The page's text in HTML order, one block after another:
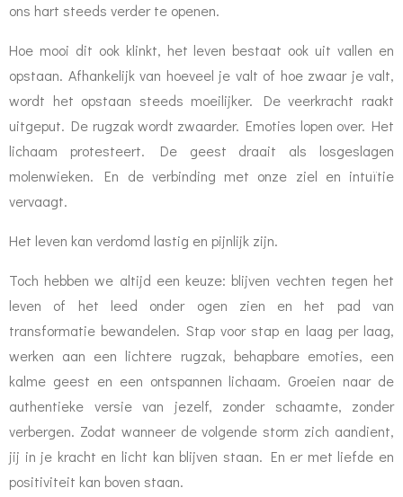
ons hart steeds verder te openen.
Hoe mooi dit ook klinkt, het leven bestaat ook uit vallen en
opstaan. Afhankelijk van hoeveel je valt of hoe zwaar je valt,
wordt het opstaan steeds moeilijker. De veerkracht raakt
uitgeput. De rugzak wordt zwaarder. Emoties lopen over. Het
lichaam protesteert. De geest draait als losgeslagen
molenwieken. En de verbinding met onze ziel en intuïtie
vervaagt.
Het leven kan verdomd lastig en pijnlijk zijn.
Toch hebben we altijd een keuze: blijven vechten tegen het
leven of het leed onder ogen zien en het pad van
transformatie bewandelen. Stap voor stap en laag per laag,
werken aan een lichtere rugzak, behapbare emoties, een
kalme geest en een ontspannen lichaam. Groeien naar de
authentieke versie van jezelf, zonder schaamte, zonder
verbergen. Zodat wanneer de volgende storm zich aandient,
jij in je kracht en licht kan blijven staan. En er met liefde en
positiviteit kan boven staan.